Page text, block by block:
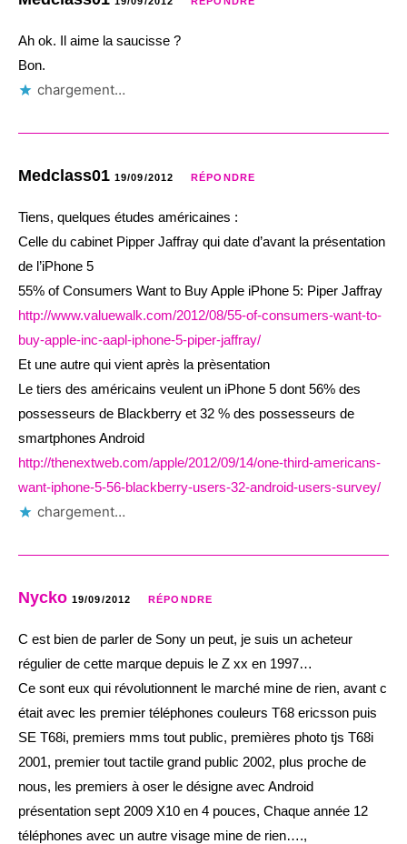
Ah ok. Il aime la saucisse ?
Bon.
chargement…
Medclass01 19/09/2012 RÉPONDRE
Tiens, quelques études américaines :
Celle du cabinet Pipper Jaffray qui date d’avant la présentation
de l’iPhone 5
55% of Consumers Want to Buy Apple iPhone 5: Piper Jaffray
http://www.valuewalk.com/2012/08/55-of-consumers-want-to-
buy-apple-inc-aapl-iphone-5-piper-jaffray/
Et une autre qui vient après la prèsentation
Le tiers des américains veulent un iPhone 5 dont 56% des
possesseurs de Blackberry et 32 % des possesseurs de
smartphones Android
http://thenextweb.com/apple/2012/09/14/one-third-americans-
want-iphone-5-56-blackberry-users-32-android-users-survey/
chargement…
Nycko 19/09/2012 RÉPONDRE
C est bien de parler de Sony un peut, je suis un acheteur
régulier de cette marque depuis le Z xx en 1997…
Ce sont eux qui révolutionnent le marché mine de rien, avant c
était avec les premier téléphones couleurs T68 ericsson puis
SE T68i, premiers mms tout public, premières photo tjs T68i
2001, premier tout tactile grand public 2002, plus proche de
nous, les premiers à oser le désigne avec Android
présentation sept 2009 X10 en 4 pouces, Chaque année 12
téléphones avec un autre visage mine de rien….,